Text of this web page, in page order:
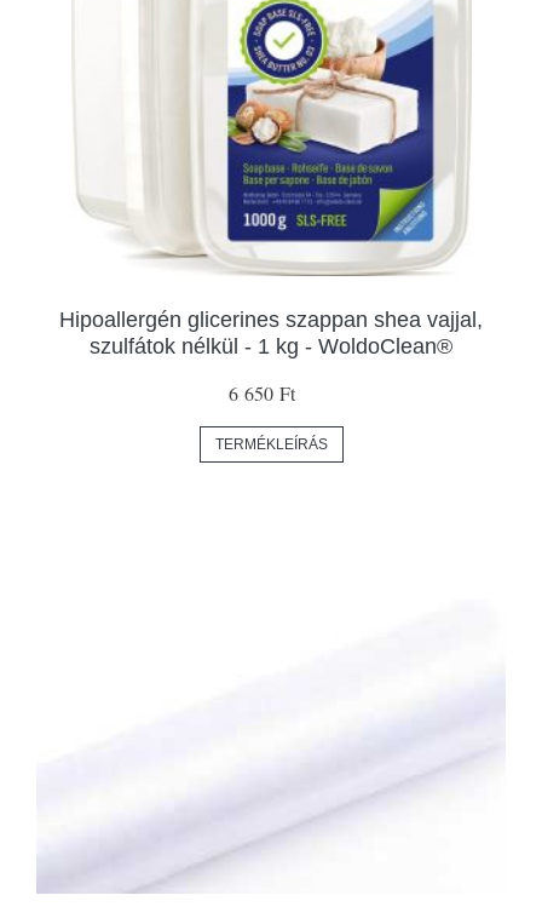
Hipoallergén glicerines szappan shea vajjal,
szulfátok nélkül - 1 kg - WoldoClean®
6 650 Ft
TERMÉKLEÍRÁS